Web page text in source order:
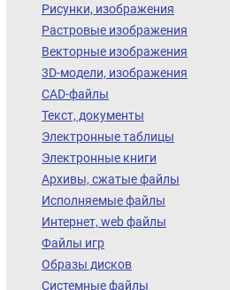
Рисунки, изображения
Растровые изображения
Векторные изображения
3D-модели, изображения
CAD-файлы
Текст, документы
Электронные таблицы
Электронные книги
Архивы, сжатые файлы
Исполняемые файлы
Интернет, web файлы
Файлы игр
Образы дисков
Системные файлы